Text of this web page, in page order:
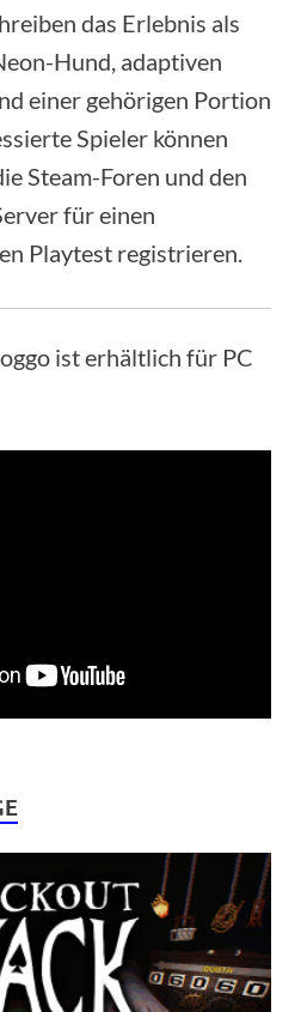
das Erlebnis als
Hund, adaptiven
einer gehörigen Portion
Spieler können
Steam-Foren und den
für einen
Playtest registrieren.
ist erhältlich für PC